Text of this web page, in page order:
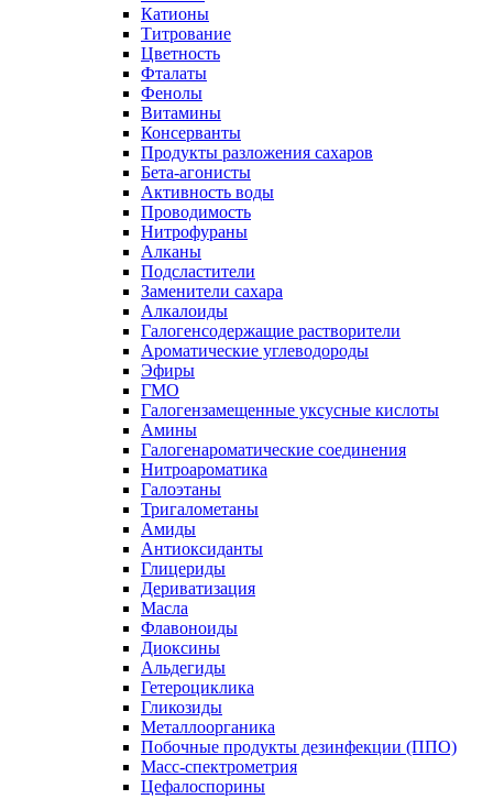
Катионы
Титрование
Цветность
Фталаты
Фенолы
Витамины
Консерванты
Продукты разложения сахаров
Бета-агонисты
Активность воды
Проводимость
Нитрофураны
Алканы
Подсластители
Заменители сахара
Алкалоиды
Галогенсодержащие растворители
Ароматические углеводороды
Эфиры
ГМО
Галогензамещенные уксусные кислоты
Амины
Галогенароматические соединения
Нитроароматика
Галоэтаны
Тригалометаны
Амиды
Антиоксиданты
Глицериды
Дериватизация
Масла
Флавоноиды
Диоксины
Альдегиды
Гетероциклика
Гликозиды
Металлоорганика
Побочные продукты дезинфекции (ППО)
Масс-спектрометрия
Цефалоспорины